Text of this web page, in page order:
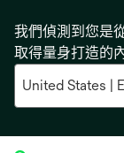
我們偵測到您是
取得量身打造的